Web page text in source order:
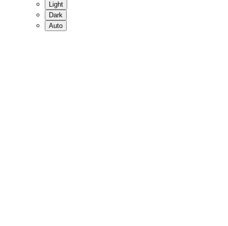
Light
Dark
Auto